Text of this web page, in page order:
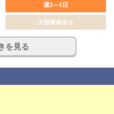
週3～4日
大型連休あり
休み希望対応可
短期可
を見る